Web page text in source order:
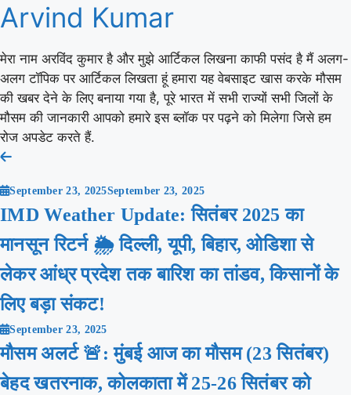
Arvind Kumar
मेरा नाम अरविंद कुमार है और मुझे आर्टिकल लिखना काफी पसंद है मैं अलग-
अलग टॉपिक पर आर्टिकल लिखता हूं हमारा यह वेबसाइट खास करके मौसम
की खबर देने के लिए बनाया गया है, पूरे भारत में सभी राज्यों सभी जिलों के
मौसम की जानकारी आपको हमारे इस ब्लॉक पर पढ़ने को मिलेगा जिसे हम
रोज अपडेट करते हैं.
Post
navigation
September 23, 2025September 23, 2025
IMD Weather Update: सितंबर 2025 का
मानसून रिटर्न 🌦️ दिल्ली, यूपी, बिहार, ओडिशा से
लेकर आंध्र प्रदेश तक बारिश का तांडव, किसानों के
लिए बड़ा संकट!
September 23, 2025
मौसम अलर्ट 🚨: मुंबई आज का मौसम (23 सितंबर)
बेहद खतरनाक, कोलकाता में 25-26 सितंबर को